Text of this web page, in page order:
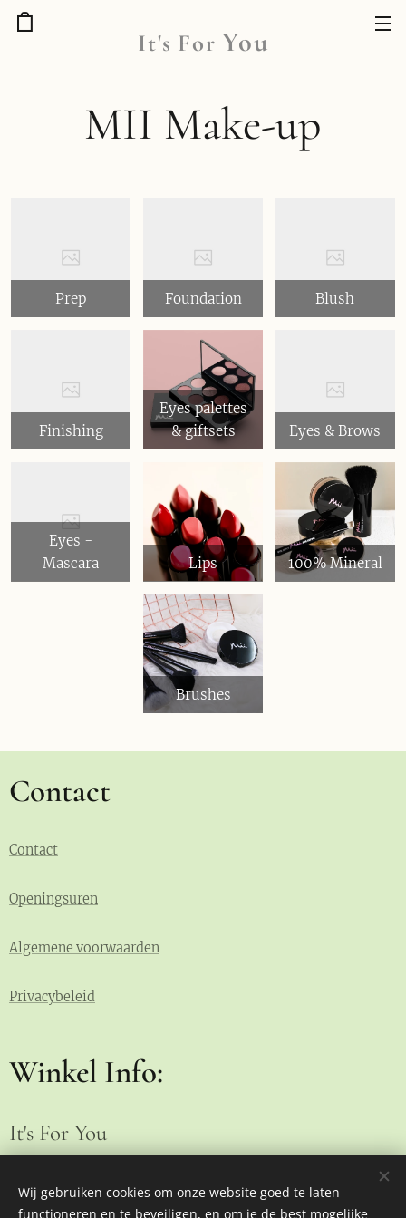
It's For You
MII Make-up
Prep Foundation Blush
Finishing
Eyes palettes
& giftsets
Eyes & Brows
Eyes -
Mascara
Lips 100% Mineral
Brushes
Contact
Contact
Openingsuren
Algemene voorwaarden
Privacybeleid
Winkel Info:
It's For You
9255 Buggenhout
Wij gebruiken cookies om onze website goed te laten
functioneren en te beveiligen, en om je de best mogelijke